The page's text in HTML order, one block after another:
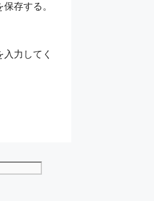
存する。
入力してく